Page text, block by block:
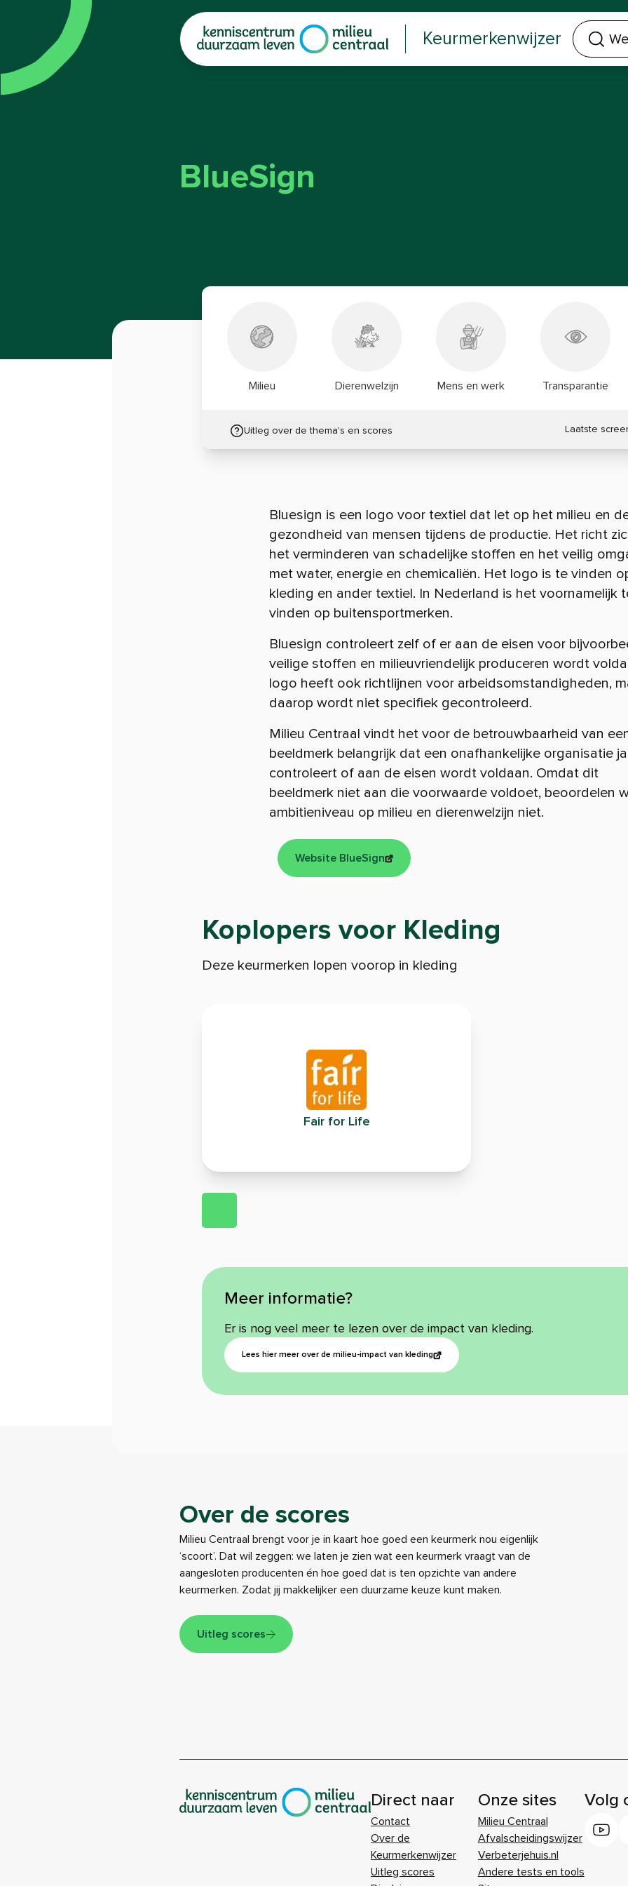
| Keurmerkenwijzer
Welk keurmerk of product zoek je?
BlueSign
Milieu Dierenwelzijn Mens en werk Transparantie
Uitleg over de thema's en scores Laatste
Bluesign is een logo voor textiel dat let op het milieu en
gezondheid van mensen tijdens de productie. Het richt
het verminderen van schadelijke stoffen en het veilig
met water, energie en chemicaliën. Het logo is te vinden
kleding en ander textiel. In Nederland is het voornamelijk
vinden op buitensportmerken.
Bluesign controleert zelf of er aan de eisen voor
veilige stoffen en milieuvriendelijk produceren wordt
logo heeft ook richtlijnen voor arbeidsomstandigheden,
daarop wordt niet specifiek gecontroleerd.
Milieu Centraal vindt het voor de betrouwbaarheid van
beeldmerk belangrijk dat een onafhankelijke organisatie
controleert of aan de eisen wordt voldaan. Omdat dit
beeldmerk niet aan die voorwaarde voldoet, beoordelen
ambitieniveau op milieu en dierenwelzijn niet.
Website BlueSign
Koplopers voor Kleding
Deze keurmerken lopen voorop in kleding
Fair for Life
Meer informatie?
Er is nog veel meer te lezen over de impact van kleding.
Lees hier meer over de milieu-impact van kleding
Over de scores
Milieu Centraal brengt voor je in kaart hoe goed een keurmerk nou eigenlijk
‘scoort’. Dat wil zeggen: we laten je zien wat een keurmerk vraagt van de
aangesloten producenten én hoe goed dat is ten opzichte van andere
keurmerken. Zodat jij makkelijker een duurzame keuze kunt maken.
Uitleg scores
| Direct naar
Contact
Over de
Keurmerkenwijzer
Uitleg scores
Onze sites
Milieu Centraal
Afvalscheidingswijzer
Verbeterjehuis.nl
Andere tests en tools
Volg